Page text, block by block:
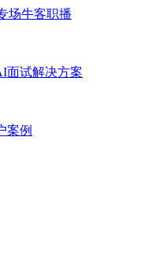
场牛客职播
面试解决方案
案例